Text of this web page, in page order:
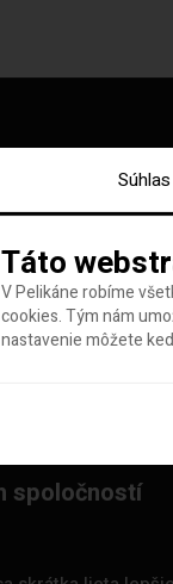
spoločností
Súhlas
Táto
V Pelikáne robíme
cookies. Tým nám
nastavenie môžete